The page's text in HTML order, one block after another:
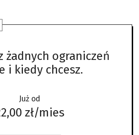
żadnych ograniczeń
i kiedy chcesz.
Już od
zł/mies